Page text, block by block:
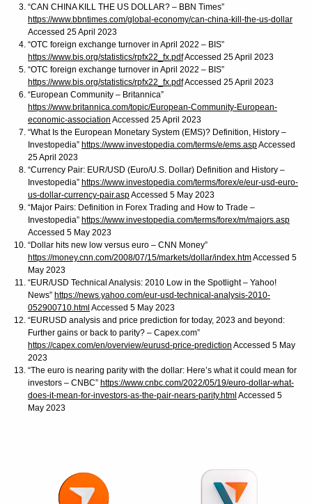
“CAN CHINA KILL THE US DOLLAR? – BBN Times”
https://www.bbntimes.com/global-economy/can-china-kill-the-us-dollar
Accessed 25 April 2023
“OTC foreign exchange turnover in April 2022 – BIS”
https://www.bis.org/statistics/rpfx22_fx.pdfAccessed 25 April 2023
“OTC foreign exchange turnover in April 2022 – BIS”
https://www.bis.org/statistics/rpfx22_fx.pdfAccessed 25 April 2023
“European Community – Britannica”
https://www.britannica.com/topic/European-Community-European-
economic-association Accessed 25 April 2023
“What Is the European Monetary System (EMS)? Definition, History –
Investopedia” https://www.investopedia.com/terms/e/ems.aspAccessed
25 April 2023
“Currency Pair: EUR/USD (Euro/U.S. Dollar) Definition and History –
Investopedia” https://www.investopedia.com/terms/forex/e/eur-usd-euro-
us-dollar-currency-pair.aspAccessed 5 May 2023
“Major Pairs: Definition in Forex Trading and How to Trade –
Investopedia” https://www.investopedia.com/terms/forex/m/majors.asp
Accessed 5 May 2023
“Dollar hits new low versus euro – CNN Money”
https://money.cnn.com/2008/07/15/markets/dollar/index.htmAccessed 5
May 2023
“EUR/USD Technical Analysis: 2010 Low in the Spotlight – Yahoo!
News” https://news.yahoo.com/eur-usd-technical-analysis-2010-
052900710.html Accessed 5 May 2023
“EURUSD analysis and price prediction for today, 2023 and beyond:
Further gains or back to parity? – Capex.com”
https://capex.com/en/overview/eurusd-price-prediction Accessed 5 May
2023
“The euro is nearing parity with the dollar: Here’s what it could mean for
investors – CNBC” https://www.cnbc.com/2022/05/19/euro-dollar-what-
does-it-mean-for-investors-as-the-pair-nears-parity.html Accessed 5
May 2023